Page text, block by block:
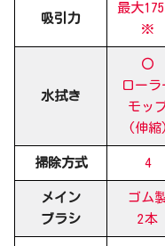
吸引力
最大
※
水拭き
〇
ローラ
モッ
(伸縮)
掃除方式 4
メイン
ブラシ
ゴム
2本